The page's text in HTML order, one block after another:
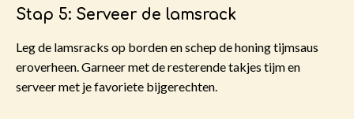
Stap 5: Serveer de lamsrack
Leg de lamsracks op borden en schep de honing tijmsaus
eroverheen. Garneer met de resterende takjes tijm en
serveer met je favoriete bijgerechten.